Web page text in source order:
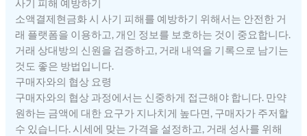
사기 피해 예방하기
소액결제현금화 시 사기 피해를 예방하기 위해서는 안전한 거
래 플랫폼을 이용하고, 개인 정보를 보호하는 것이 중요합니다.
거래 상대방의 신원을 검증하고, 거래 내역을 기록으로 남기는
것도 좋은 방법입니다.
구매자와의 협상 요령
구매자와의 협상 과정에서는 신중하게 접근해야 합니다. 만약
원하는 금액에 대한 요구가 지나치게 높다면, 구매자가 주저할
수 있습니다. 시세에 맞는 가격을 설정하고, 거래 성사를 위해